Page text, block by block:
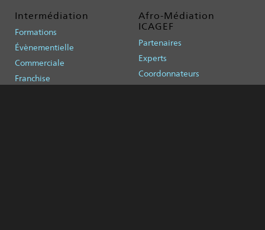
Intermédiation
Formations
Évènementielle
Commerciale
Franchise
Afro-Médiation
ICAGEF
Partenaires
Experts
Coordonnateurs